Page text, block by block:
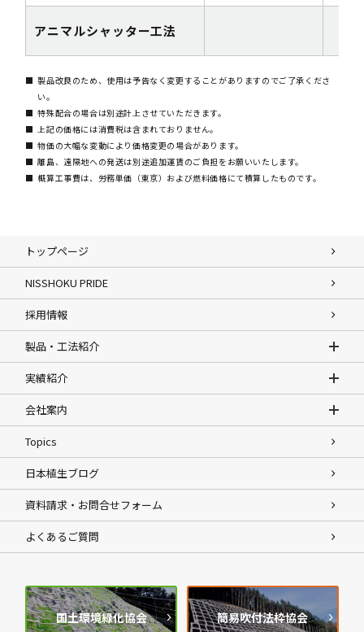
アニマルシャッター工法
製品改良のため、使用は予告なく変更することがありますのでご了承くださ
い。
特殊配合の場合は別途計上させていただきます。
上記の価格には消費税は含まれておりません。
物価の大幅な変動により価格変更の場合があります。
離島、遠隔地への発送は別途追加運賃のご負担をお願いいたします。
概算工事費は、労務単価（東京）および燃料価格にて積算したものです。
トップページ
NISSHOKU PRIDE
採用情報
製品・工法紹介
実績紹介
会社案内
Topics
日本植生ブログ
資料請求・お問合せフォーム
よくあるご質問
国土環境緑化協会 簡易吹付法枠協会